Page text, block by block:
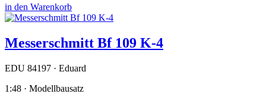
in den Warenkorb
Messerschmitt Bf 109 K-4
EDU 84197 · Eduard
1:48 · Modellbausatz